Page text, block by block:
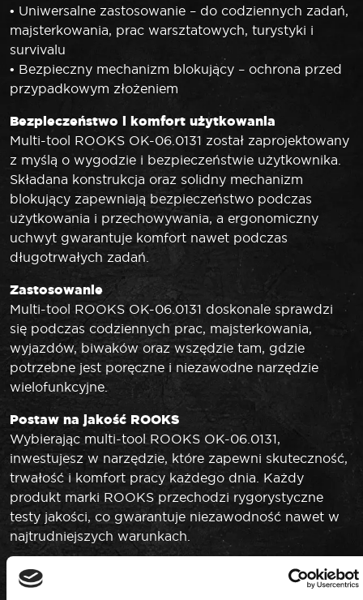
• Uniwersalne zastosowanie – do codziennych zadań,
majsterkowania, prac warsztatowych, turystyki i
survivalu
• Bezpieczny mechanizm blokujący – ochrona przed
przypadkowym złożeniem
Bezpieczeństwo i komfort użytkowania
Multi-tool ROOKS OK-06.0131 został zaprojektowany
z myślą o wygodzie i bezpieczeństwie użytkownika.
Składana konstrukcja oraz solidny mechanizm
blokujący zapewniają bezpieczeństwo podczas
użytkowania i przechowywania, a ergonomiczny
uchwyt gwarantuje komfort nawet podczas
długotrwałych zadań.
Zastosowanie
Multi-tool ROOKS OK-06.0131 doskonale sprawdzi
się podczas codziennych prac, majsterkowania,
wyjazdów, biwaków oraz wszędzie tam, gdzie
potrzebne jest poręczne i niezawodne narzędzie
wielofunkcyjne.
Postaw na jakość ROOKS
Wybierając multi-tool ROOKS OK-06.0131,
inwestujesz w narzędzie, które zapewni skuteczność,
trwałość i komfort pracy każdego dnia. Każdy
produkt marki ROOKS przechodzi rygorystyczne
testy jakości, co gwarantuje niezawodność nawet w
najtrudniejszych warunkach.